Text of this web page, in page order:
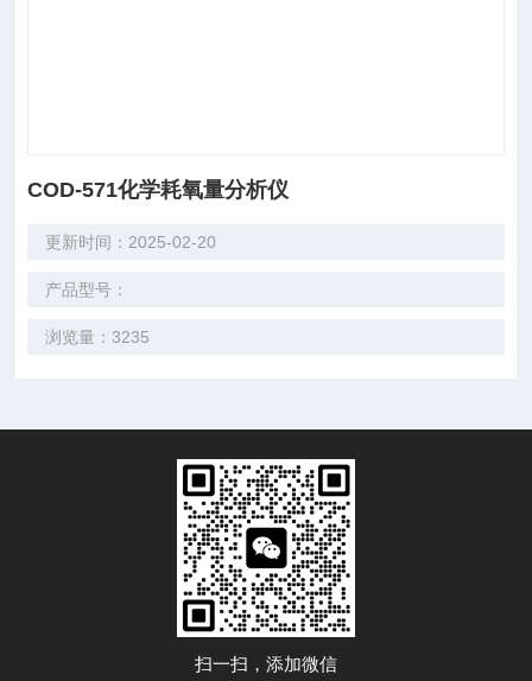
COD-571化学耗氧量分析仪
更新时间：2025-02-20
产品型号：
浏览量：3235
扫一扫，添加微信